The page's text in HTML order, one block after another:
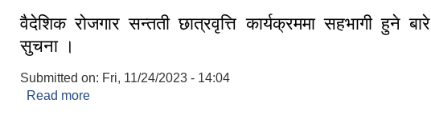
वैदेशिक रोजगार सन्तती छात्रवृत्ति कार्यक्रममा सहभागी हुने बारे
सुचना ।
Submitted on: Fri, 11/24/2023 - 14:04
Read more